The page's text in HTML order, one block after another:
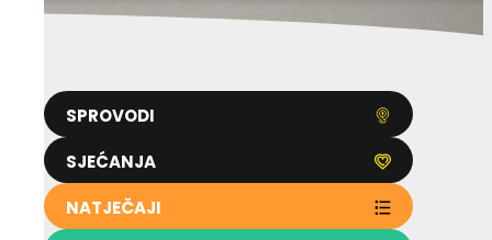
SPROVODI
SJEĆANJA
NATJEČAJI